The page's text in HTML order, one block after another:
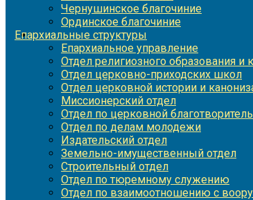
Чернушинское благочиние
Ординское благочиние
Епархиальные структуры
Епархиальное управление
Отдел религиозного образования и
Отдел церковно-приходских школ
Отдел церковной истории и
Миссионерский отдел
Отдел по церковной
Отдел по делам молодежи
Издательский отдел
Земельно-имущественный отдел
Строительный отдел
Отдел по тюремному служению
Отдел по взаимоотношению с